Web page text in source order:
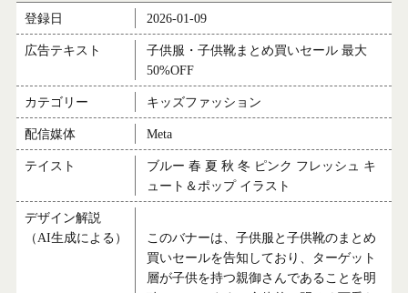
登録日 2026-01-09
広告テキスト
子供服・子供靴まとめ買いセール 最大
50%OFF
カテゴリー キッズファッション
配信媒体 Meta
テイスト
ブルー 春 夏 秋 冬 ピンク フレッシュ キ
ュート＆ポップ イラスト
デザイン解説
（AI生成による）
このバナーは、子供服と子供靴のまとめ
買いセールを告知しており、ターゲット
層が子供を持つ親御さんであることを明